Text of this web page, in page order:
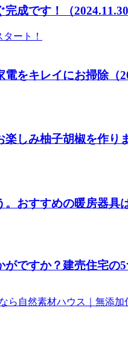
成です！ （2024.11.30
電をキレイにお掃除（
しみ柚子胡椒を作り
おすすめの暖房器具
ですか？建売住宅の